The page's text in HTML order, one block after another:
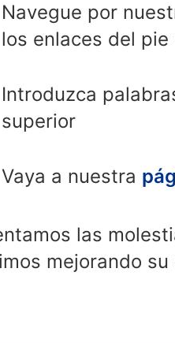
Navegue por
los enlaces del
Introduzca
superior
Vaya a nuestra
las
mejorando